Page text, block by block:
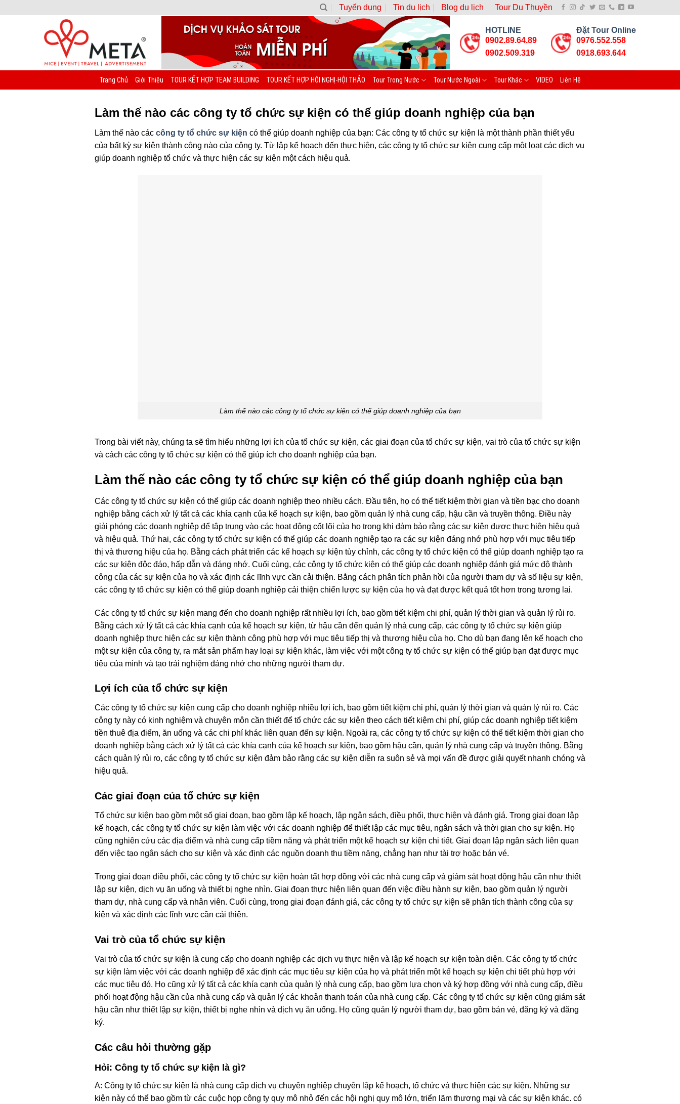
Tuyển dụng Tin du lịch Blog du lịch Tour Du Thuyền
HOTLINE
0902.89.64.89
0902.509.319
Đặt Tour Online
0976.552.558
0918.693.644
Trang Chủ Giới Thiệu TOUR KẾT HỢP TEAM BUILDING TOUR KẾT HỢP HỘI NGHỊ-HỘI THẢO Tour Trong Nước Tour Nước Ngoài Tour Khác VIDEO Liên Hệ
Làm thế nào các công ty tổ chức sự kiện có thể giúp doanh nghiệp của bạn
Làm thế nào các công ty tổ chức sự kiện có thể giúp doanh nghiệp của bạn: Các công ty tổ chức sự kiện là một thành phần thiết yếu
của bất kỳ sự kiện thành công nào của công ty. Từ lập kế hoạch đến thực hiện, các công ty tổ chức sự kiện cung cấp một loạt các dịch vụ
giúp doanh nghiệp tổ chức và thực hiện các sự kiện một cách hiệu quả.
Làm thế nào các công ty tổ chức sự kiện có thể giúp doanh nghiệp của bạn
Trong bài viết này, chúng ta sẽ tìm hiểu những lợi ích của tổ chức sự kiện, các giai đoạn của tổ chức sự kiện, vai trò của tổ chức sự kiện
và cách các công ty tổ chức sự kiện có thể giúp ích cho doanh nghiệp của bạn.
Làm thế nào các công ty tổ chức sự kiện có thể giúp doanh nghiệp của bạn
Các công ty tổ chức sự kiện có thể giúp các doanh nghiệp theo nhiều cách. Đầu tiên, họ có thể tiết kiệm thời gian và tiền bạc cho doanh
nghiệp bằng cách xử lý tất cả các khía cạnh của kế hoạch sự kiện, bao gồm quản lý nhà cung cấp, hậu cần và truyền thông. Điều này
giải phóng các doanh nghiệp để tập trung vào các hoạt động cốt lõi của họ trong khi đảm bảo rằng các sự kiện được thực hiện hiệu quả
và hiệu quả. Thứ hai, các công ty tổ chức sự kiện có thể giúp các doanh nghiệp tạo ra các sự kiện đáng nhớ phù hợp với mục tiêu tiếp
thị và thương hiệu của họ. Bằng cách phát triển các kế hoạch sự kiện tùy chỉnh, các công ty tổ chức kiện có thể giúp doanh nghiệp tạo ra
các sự kiện độc đáo, hấp dẫn và đáng nhớ. Cuối cùng, các công ty tổ chức kiện có thể giúp các doanh nghiệp đánh giá mức độ thành
công của các sự kiện của họ và xác định các lĩnh vực cần cải thiện. Bằng cách phân tích phản hồi của người tham dự và số liệu sự kiện,
các công ty tổ chức sự kiện có thể giúp doanh nghiệp cải thiện chiến lược sự kiện của họ và đạt được kết quả tốt hơn trong tương lai.
Các công ty tổ chức sự kiện mang đến cho doanh nghiệp rất nhiều lợi ích, bao gồm tiết kiệm chi phí, quản lý thời gian và quản lý rủi ro.
Bằng cách xử lý tất cả các khía cạnh của kế hoạch sự kiện, từ hậu cần đến quản lý nhà cung cấp, các công ty tổ chức sự kiện giúp
doanh nghiệp thực hiện các sự kiện thành công phù hợp với mục tiêu tiếp thị và thương hiệu của họ. Cho dù bạn đang lên kế hoạch cho
một sự kiện của công ty, ra mắt sản phẩm hay loại sự kiện khác, làm việc với một công ty tổ chức sự kiện có thể giúp bạn đạt được mục
tiêu của mình và tạo trải nghiệm đáng nhớ cho những người tham dự.
Lợi ích của tổ chức sự kiện
Các công ty tổ chức sự kiện cung cấp cho doanh nghiệp nhiều lợi ích, bao gồm tiết kiệm chi phí, quản lý thời gian và quản lý rủi ro. Các
công ty này có kinh nghiệm và chuyên môn cần thiết để tổ chức các sự kiện theo cách tiết kiệm chi phí, giúp các doanh nghiệp tiết kiệm
tiền thuê địa điểm, ăn uống và các chi phí khác liên quan đến sự kiện. Ngoài ra, các công ty tổ chức sự kiện có thể tiết kiệm thời gian cho
doanh nghiệp bằng cách xử lý tất cả các khía cạnh của kế hoạch sự kiện, bao gồm hậu cần, quản lý nhà cung cấp và truyền thông. Bằng
cách quản lý rủi ro, các công ty tổ chức sự kiện đảm bảo rằng các sự kiện diễn ra suôn sẻ và mọi vấn đề được giải quyết nhanh chóng và
hiệu quả.
Các giai đoạn của tổ chức sự kiện
Tổ chức sự kiện bao gồm một số giai đoạn, bao gồm lập kế hoạch, lập ngân sách, điều phối, thực hiện và đánh giá. Trong giai đoạn lập
kế hoạch, các công ty tổ chức sự kiện làm việc với các doanh nghiệp để thiết lập các mục tiêu, ngân sách và thời gian cho sự kiện. Họ
cũng nghiên cứu các địa điểm và nhà cung cấp tiềm năng và phát triển một kế hoạch sự kiện chi tiết. Giai đoạn lập ngân sách liên quan
đến việc tạo ngân sách cho sự kiện và xác định các nguồn doanh thu tiềm năng, chẳng hạn như tài trợ hoặc bán vé.
Trong giai đoạn điều phối, các công ty tổ chức sự kiện hoàn tất hợp đồng với các nhà cung cấp và giám sát hoạt động hậu cần như thiết
lập sự kiện, dịch vụ ăn uống và thiết bị nghe nhìn. Giai đoạn thực hiện liên quan đến việc điều hành sự kiện, bao gồm quản lý người
tham dự, nhà cung cấp và nhân viên. Cuối cùng, trong giai đoạn đánh giá, các công ty tổ chức sự kiện sẽ phân tích thành công của sự
kiện và xác định các lĩnh vực cần cải thiện.
Vai trò của tổ chức sự kiện
Vai trò của tổ chức sự kiện là cung cấp cho doanh nghiệp các dịch vụ thực hiện và lập kế hoạch sự kiện toàn diện. Các công ty tổ chức
sự kiện làm việc với các doanh nghiệp để xác định các mục tiêu sự kiện của họ và phát triển một kế hoạch sự kiện chi tiết phù hợp với
các mục tiêu đó. Họ cũng xử lý tất cả các khía cạnh của quản lý nhà cung cấp, bao gồm lựa chọn và ký hợp đồng với nhà cung cấp, điều
phối hoạt động hậu cần của nhà cung cấp và quản lý các khoản thanh toán của nhà cung cấp. Các công ty tổ chức sự kiện cũng giám sát
hậu cần như thiết lập sự kiện, thiết bị nghe nhìn và dịch vụ ăn uống. Họ cũng quản lý người tham dự, bao gồm bán vé, đăng ký và đăng
ký.
Các câu hỏi thường gặp
Hỏi: Công ty tổ chức sự kiện là gì?
A: Công ty tổ chức sự kiện là nhà cung cấp dịch vụ chuyên nghiệp chuyên lập kế hoạch, tổ chức và thực hiện các sự kiện. Những sự
kiện này có thể bao gồm từ các cuộc họp công ty quy mô nhỏ đến các hội nghị quy mô lớn, triển lãm thương mại và các sự kiện khác. có